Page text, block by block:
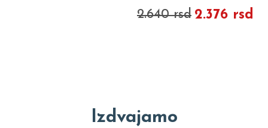
2.640 rsd 2.376 rsd
Izdvajamo